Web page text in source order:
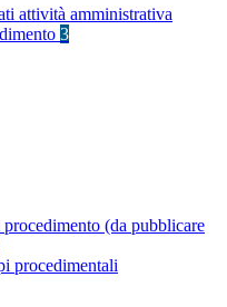
attività amministrativa
3
(da pubblicare
procedimentali